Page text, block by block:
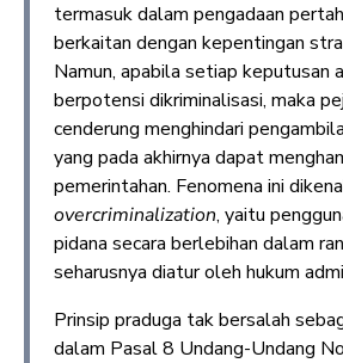
termasuk dalam pengadaan
berkaitan dengan kepentingan
Namun, apabila setiap keputusan
berpotensi dikriminalisasi, maka
cenderung menghindari
yang pada akhirnya dapat
pemerintahan. Fenomena ini
overcriminalization, yaitu
pidana secara berlebihan dalam
seharusnya diatur oleh hukum
Prinsip praduga tak bersalah
dalam Pasal 8 Undang-Undang